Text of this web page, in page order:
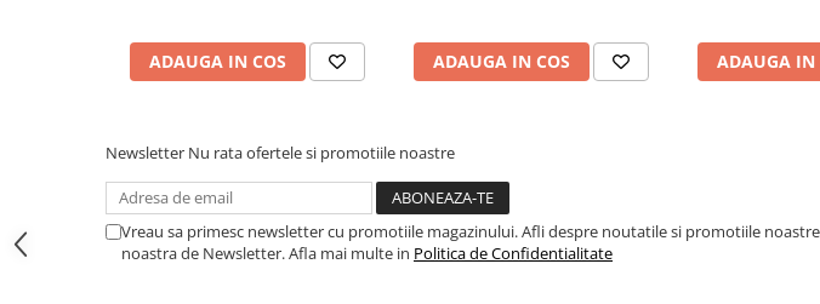
Scule pneumatice
Pistoale pneumatice
Alte Scule Pneumatice
ADAUGA IN COS ADAUGA IN COS ADAUGA IN
Newsletter Nu rata ofertele si promotiile noastre
Vreau sa primesc newsletter cu promotiile magazinului. Afli despre noutatile si promotiile
noastra de Newsletter. Afla mai multe in Politica de Confidentialitate